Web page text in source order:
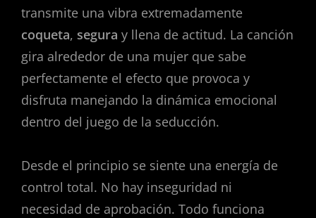
transmite una vibra extremadamente
coqueta, segura y llena de actitud. La canción
gira alrededor de una mujer que sabe
perfectamente el efecto que provoca y
disfruta manejando la dinámica emocional
dentro del juego de la seducción.
Desde el principio se siente una energía de
control total. No hay inseguridad ni
necesidad de aprobación. Todo funciona